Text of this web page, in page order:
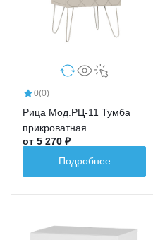
0(0)
Рица Мод.РЦ-11 Тумба
прикроватная
от 5 270 ₽
Подробнее